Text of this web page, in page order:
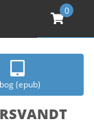
0
(epub)